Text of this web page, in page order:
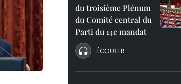
du troisième Plénum
du Comité central du
Parti du 14e mandat
ÉCOUTER